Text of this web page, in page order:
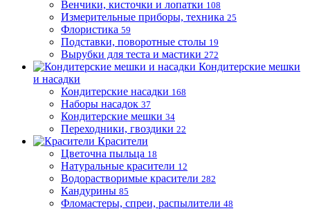
Венчики, кисточки и лопатки 108
Измерительные приборы, техника 25
Флористика 59
Подставки, поворотные столы 19
Вырубки для теста и мастики 272
Кондитерские мешки
и насадки
Кондитерские насадки 168
Наборы насадок 37
Кондитерские мешки 34
Переходники, гвоздики 22
Красители
Цветочна пыльца 18
Натуральные красители 12
Водорастворимые красители 282
Кандурины 85
Фломастеры, спреи, распылители 48